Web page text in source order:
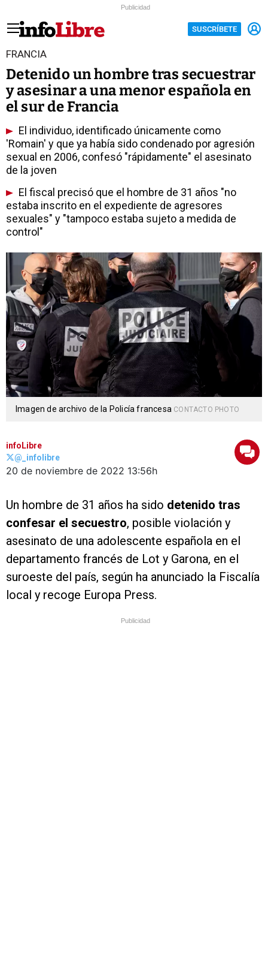
Publicidad
SUSCRÍBETE
FRANCIA
Detenido un hombre tras secuestrar
y asesinar a una menor española en
el sur de Francia
El individuo, identificado únicamente como
'Romain' y que ya había sido condenado por agresión
sexual en 2006, confesó "rápidamente" el asesinato
de la joven
El fiscal precisó que el hombre de 31 años "no
estaba inscrito en el expediente de agresores
sexuales" y "tampoco estaba sujeto a medida de
control"
Imagen de archivo de la Policía francesa CONTACTO PHOTO
infoLibre
@_infolibre
20 de noviembre de 2022 13:56h
Un hombre de 31 años ha sido detenido tras
confesar el secuestro, posible violación y
asesinato de una adolescente española en el
departamento francés de Lot y Garona, en el
suroeste del país, según ha anunciado la Fiscalía
local y recoge Europa Press.
Publicidad